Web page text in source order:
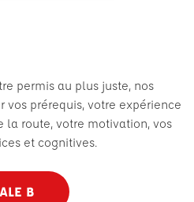
permis au plus juste, nos
vos prérequis, votre expérience
la route, votre motivation, vos
et cognitives.
B